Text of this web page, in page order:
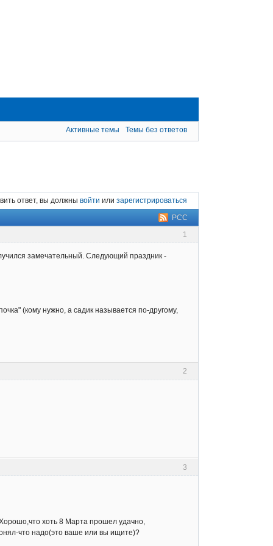
Активные темы Темы без ответов
ответ, вы должны войти или зарегистрироваться
РСС
1
замечательный. Следующий праздник -
(кому нужно, а садик называется по-другому,
2
3
хоть 8 Марта прошел удачно,
что надо(это ваше или вы ищите)?